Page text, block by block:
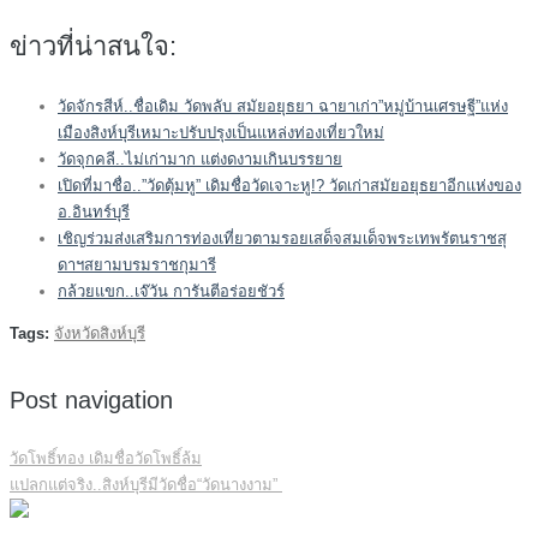
ข่าวที่น่าสนใจ:
วัดจักรสีห์..ชื่อเดิม วัดพลับ สมัยอยุธยา ฉายาเก่า”หมู่บ้านเศรษฐี”แห่ง
เมืองสิงห์บุรีเหมาะปรับปรุงเป็นแหล่งท่องเที่ยวใหม่
วัดจุกคลี..ไม่เก่ามาก แต่งดงามเกินบรรยาย
เปิดที่มาชื่อ..”วัดตุ้มหู” เดิมชื่อวัดเจาะหู!? วัดเก่าสมัยอยุธยาอีกแห่งของ
อ.อินทร์บุรี
เชิญร่วมส่งเสริมการท่องเที่ยวตามรอยเสด็จสมเด็จพระเทพรัตนราชสุ
ดาฯสยามบรมราชกุมารี
กล้วยแขก..เจ๊วัน การันตีอร่อยชัวร์
Tags: จังหวัดสิงห์บุรี
Post navigation
วัดโพธิ์ทอง เดิมชื่อวัดโพธิ์ล้ม
แปลกแต่จริง..สิงห์บุรีมีวัดชื่อ“วัดนางงาม”